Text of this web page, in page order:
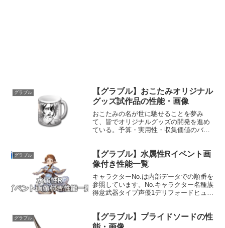
グラブル
【グラブル】おこたみオリジナル
グッズ試作品の性能・画像
おこたみの名が世に馳せることを夢み
て、皆でオリジナルグッズの開発を進め
ている。予算・実用性・収集価値のバラ
場に困っている。性能属性武器種解放段
階光格闘10HP攻撃力...
グラブル
【グラブル】水属性Rイベント画
像付き性能一覧
キャラクターNo.は内部データでの順番を
参照しています。No.キャラクター名種族
得意武器タイプ声優1デリフォードヒュー
に。身体の節々に老いを感じながらも、
年長者として貫...
グラブル
【グラブル】プライドソードの性